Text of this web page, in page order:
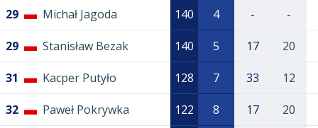
29 Michał Jagoda 140 4 - -
29 Stanisław Bezak 140 5 17 20
31 Kacper Putyło 128 7 33 12
32 Paweł Pokrywka 122 8 17 20